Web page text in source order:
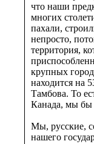
что наши
многих
пахали,
непросто,
территория,
крупных
находится на
Тамбова. То
Канада, мы бы
Мы, русские,
нашего